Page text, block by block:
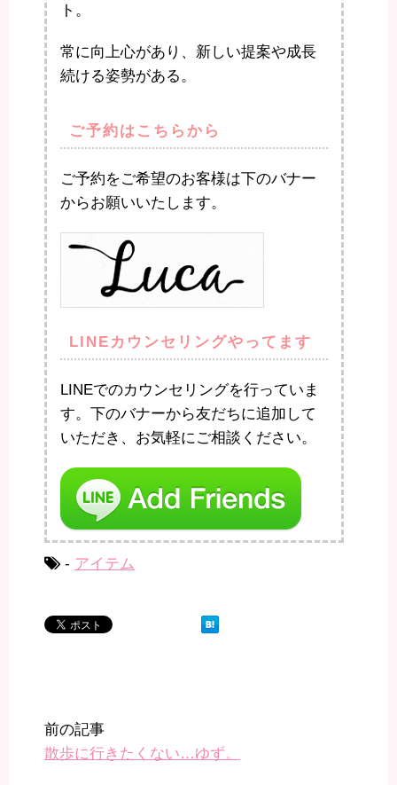
ト。
常に向上心があり、新しい提案や成長
続ける姿勢がある。
ご予約はこちらから
ご予約をご希望のお客様は下のバナー
からお願いいたします。
LINEカウンセリングやってます
LINEでのカウンセリングを行っていま
す。下のバナーから友だちに追加して
いただき、お気軽にご相談ください。
- アイテム
前の記事
散歩に行きたくない…ゆず。